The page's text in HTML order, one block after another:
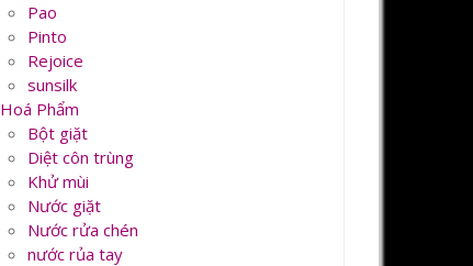
Pao
Pinto
Rejoice
sunsilk
Hoá Phẩm
Bột giặt
Diệt côn trùng
Khử mùi
Nước giặt
Nước rửa chén
nước rủa tay